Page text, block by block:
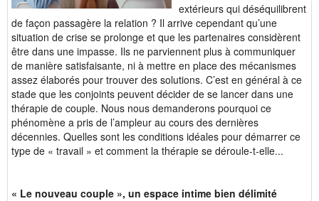
extérieurs qui déséquilibrent
de façon passagère la relation ? Il arrive cependant qu’une
situation de crise se prolonge et que les partenaires considèrent
être dans une impasse. Ils ne parviennent plus à communiquer
de manière satisfaisante, ni à mettre en place des mécanismes
assez élaborés pour trouver des solutions. C’est en général à ce
stade que les conjoints peuvent décider de se lancer dans une
thérapie de couple. Nous nous demanderons pourquoi ce
phénomène a pris de l’ampleur au cours des dernières
décennies. Quelles sont les conditions idéales pour démarrer ce
type de « travail » et comment la thérapie se déroule-t-elle...
« Le nouveau couple », un espace intime bien délimité